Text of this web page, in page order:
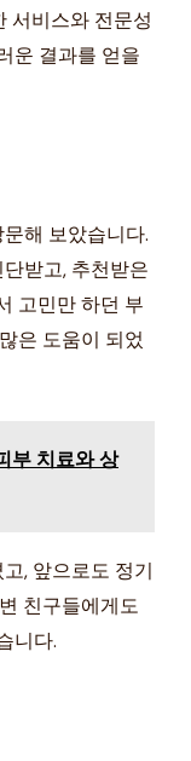
서비스와 전문성
운 결과를 얻을
해 보았습니다.
받고, 추천받은
고민만 하던 부
은 도움이 되었
부 치료와 상
, 앞으로도 정기
친구들에게도
니다.